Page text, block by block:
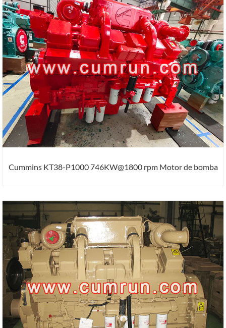
Cummins KT38-P1000 746KW@1800 rpm Motor de bomba